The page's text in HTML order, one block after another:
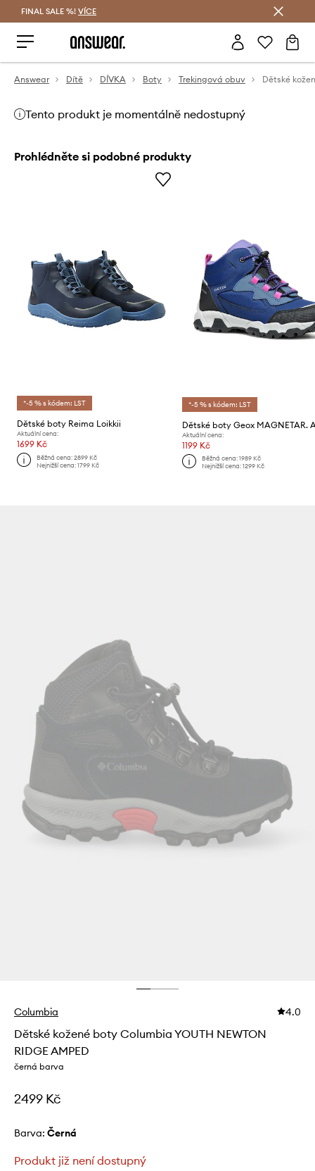
FINAL SALE %! VÍCE
Answear Dítě DÍVKA Boty Trekingová obuv
Tento produkt je momentálně nedostupný
Prohlédněte si podobné produkty
*-5 % s kódem: LST
Dětské boty Reima Loikkii
Aktuální cena:
1699 Kč
Běžná cena:2899 Kč
Nejnižší cena:1799 Kč
*-5 % s kódem: LST
Dětské boty Geox MAGNETAR.
Aktuální cena:
1199 Kč
Běžná cena: 1989 Kč
Nejnižší cena: 1299 Kč
Columbia 4.0
Dětské kožené boty Columbia YOUTH NEWTON
RIDGE AMPED
černá barva
2499 Kč
Barva: černá
Produkt již není dostupný